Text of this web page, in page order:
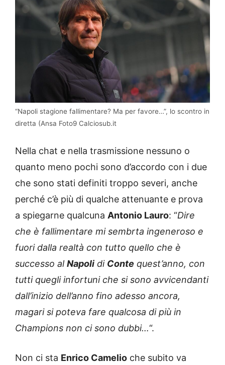
“Napoli stagione fallimentare? Ma per favore…”, lo scontro in
diretta (Ansa Foto9 Calciosub.it
Nella chat e nella trasmissione nessuno o
quanto meno pochi sono d’accordo con i due
che sono stati definiti troppo severi, anche
perché c’è più di qualche attenuante e prova
a spiegarne qualcuna Antonio Lauro: “Dire
che è fallimentare mi sembrta ingeneroso e
fuori dalla realtà con tutto quello che è
successo alNapoli di Conte quest’anno, con
tutti quegli infortuni che si sono avvicendanti
dall’inizio dell’anno fino adesso ancora,
magari si poteva fare qualcosa di più in
Champions non ci sono dubbi…“.
Non ci sta Enrico Camelio che subito va